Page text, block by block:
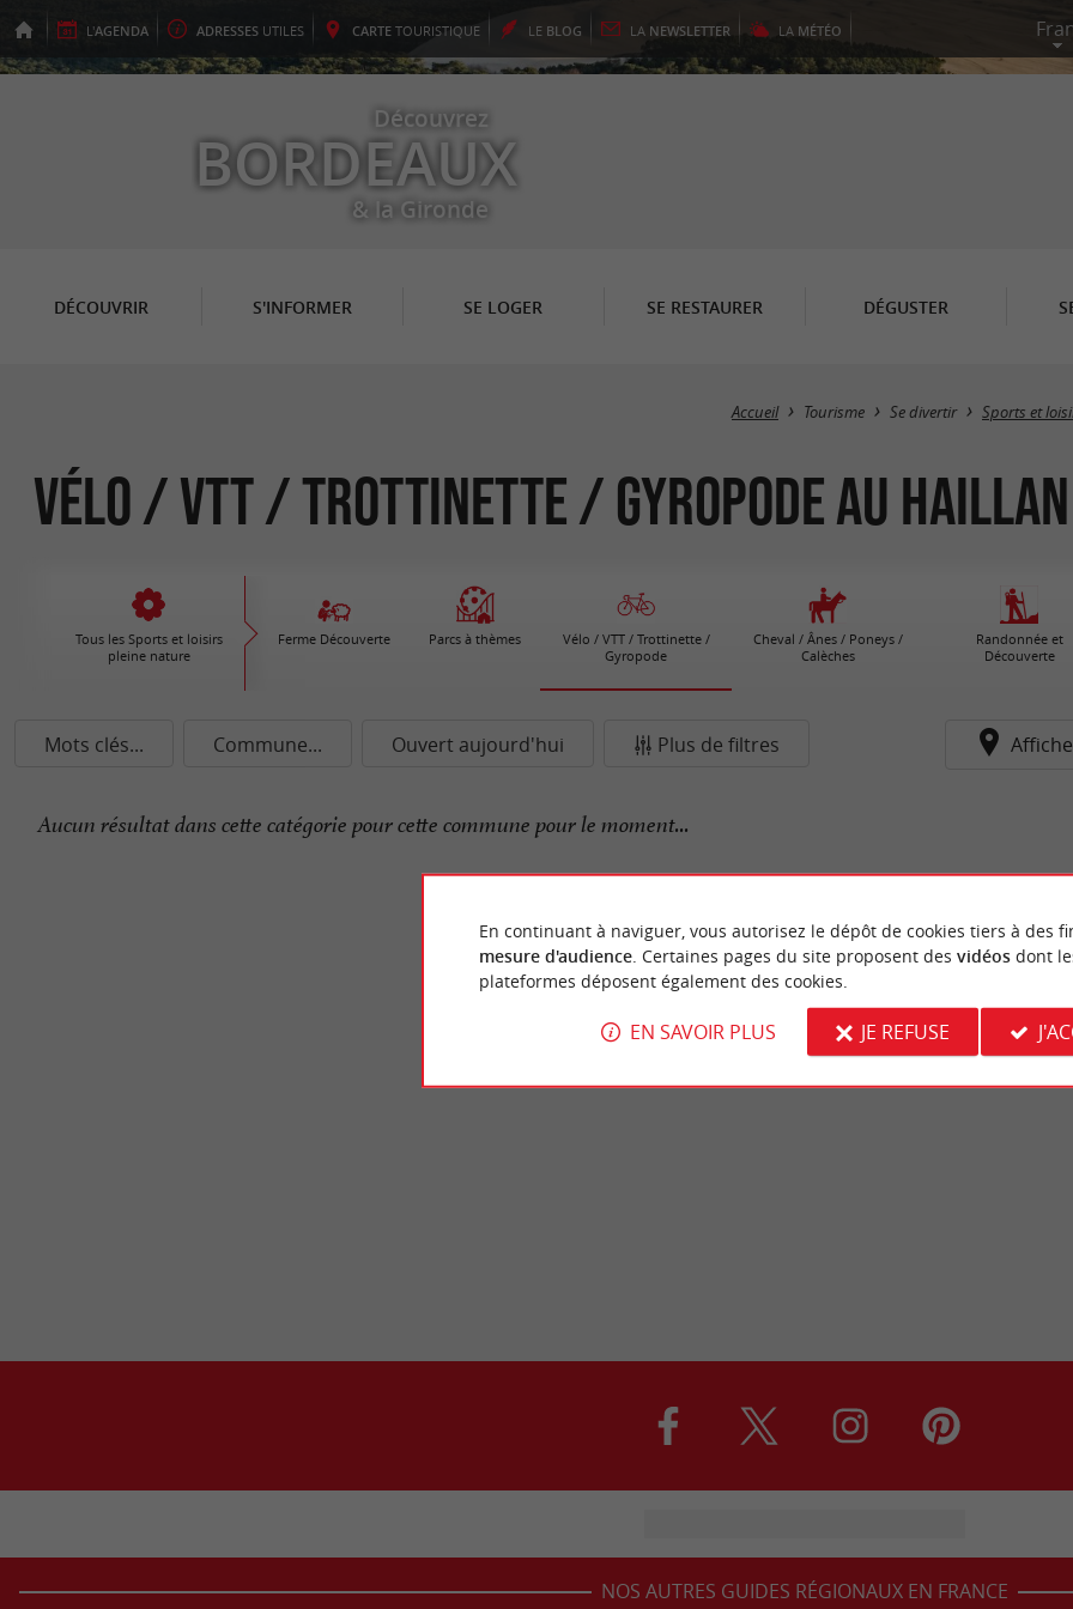
L'AGENDA ADRESSES UTILES CARTE TOURISTIQUE LE BLOG LA NEWSLETTER LA MÉTÉO
Découvrez
BORDEAUX
& la Gironde
DÉCOUVRIR S'INFORMER SE LOGER SE RESTAURER DÉGUSTER
Accueil Tourisme Se divertir Sports et
Vélo / VTT / Trottinette / Gyropode au Haillan
Tous les Sports et loisirs
pleine nature
Ferme Découverte Parcs à thèmes
Vélo / VTT / Trottinette /
Gyropode
Cheval / Ânes / Poneys /
Calèches
Randonnée et
Découverte
Mots clés... Commune... Ouvert aujourd'hui Plus de filtres
Aucun résultat dans cette catégorie pour cette commune pour le moment...
NOS AUTRES GUIDES RÉGIONAUX EN FRANCE
En continuant à naviguer, vous autorisez le dépôt de cookies tiers à des
mesure d'audience. Certaines pages du site proposent des vidéosdont
plateformes déposent également des cookies.
EN SAVOIR PLUS JE REFUSE